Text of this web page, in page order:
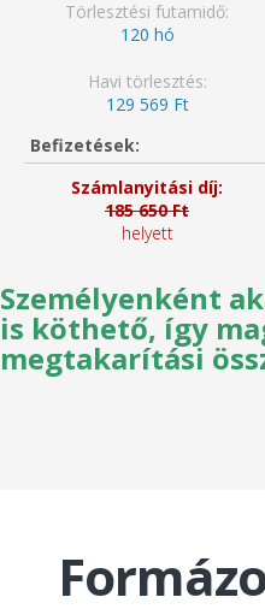
Személyenként
is köthető, így
megtakarítási